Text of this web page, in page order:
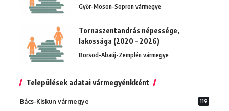
Győr-Moson-Sopron vármegye
Tornaszentandrás népessége,
lakossága (2020 – 2026)
Borsod-Abaúj-Zemplén vármegye
Települések adatai vármegyénkként
Bács-Kiskun vármegye 119